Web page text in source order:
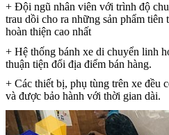
+ Đội ngũ nhân viên với trình độ
trau dồi cho ra những sản phẩm
hoàn thiện cao nhất
+ Hệ thống bánh xe di chuyển linh
thuận tiện đổi địa điểm bán hàng.
+ Các thiết bị, phụ tùng trên xe đều
và được bảo hành với thời gian dài.